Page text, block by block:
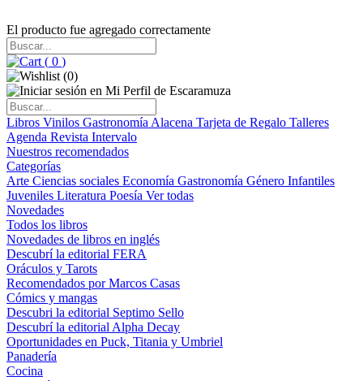
El producto fue agregado correctamente
( 0 )
(0)
Libros Vinilos Gastronomía Alacena Tarjeta de Regalo Talleres
Agenda Revista Intervalo
Nuestros recomendados
Categorías
Arte Ciencias sociales Economía Gastronomía Género Infantiles
Juveniles Literatura Poesía Ver todas
Novedades
Todos los libros
Novedades de libros en inglés
Descubrí la editorial FERA
Oráculos y Tarots
Recomendados por Marcos Casas
Cómics y mangas
Descubri la editorial Septimo Sello
Descubrí la editorial Alpha Decay
Oportunidades en Puck, Titania y Umbriel
Panadería
Cocina